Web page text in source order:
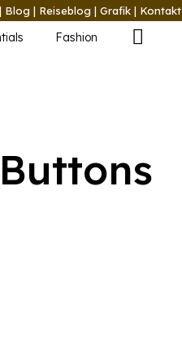
| Blog | Reiseblog | Grafik | Kontakt
Fashion